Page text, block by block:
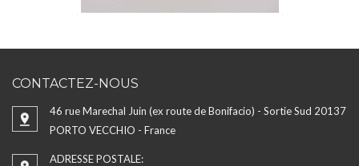
CONTACTEZ-NOUS
46 rue Marechal Juin (ex route de Bonifacio) - Sortie Sud 20137
PORTO VECCHIO - France
ADRESSE POSTALE: